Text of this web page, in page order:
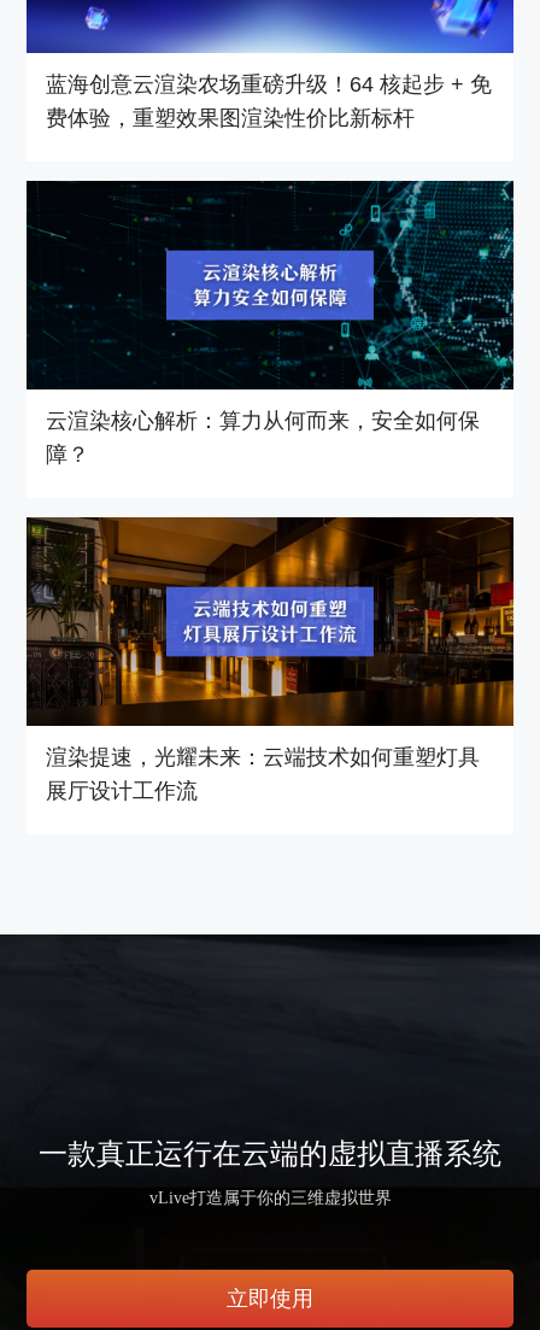
蓝海创意云渲染农场重磅升级！64 核起步 + 免
费体验，重塑效果图渲染性价比新标杆
云渲染核心解析：算力从何而来，安全如何保
障？
渲染提速，光耀未来：云端技术如何重塑灯具
展厅设计工作流
一款真正运行在云端的虚拟直播系统
vLive打造属于你的三维虚拟世界
立即使用